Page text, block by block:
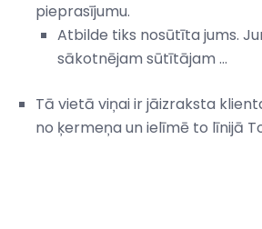
pieprasījumu.
Atbilde tiks nosūtīta jums.
sākotnējam sūtītājam ...
Tā vietā viņai ir jāizraksta
no ķermeņa un ielīmē to līnijā